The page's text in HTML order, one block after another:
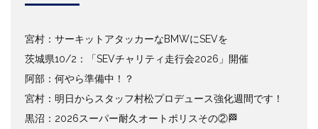
宮村：サーキットアタッカーなBMWにSEVを
茨城県10/2：「SEVチャリティ走行会2026」開催
阿部：何やら準備中！？
宮村：明日からスタッフ村松プロデュース強化週間です！
黒沼：2026スーパー耐久オートポリスその②🏁